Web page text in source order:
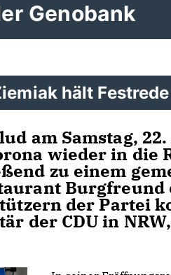
Genobank
hält Festrede
am Samstag,
wieder in die
zu einem
der Partei
der CDU in